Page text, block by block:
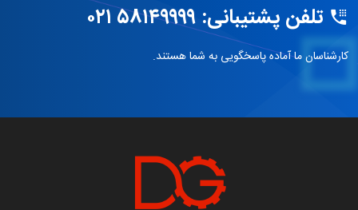
تلفن پشتیبانی: ۵۸۱۴۹۹۹۹ ۰۲۱
کارشناسان ما آماده پاسخگویی به شما هستند.